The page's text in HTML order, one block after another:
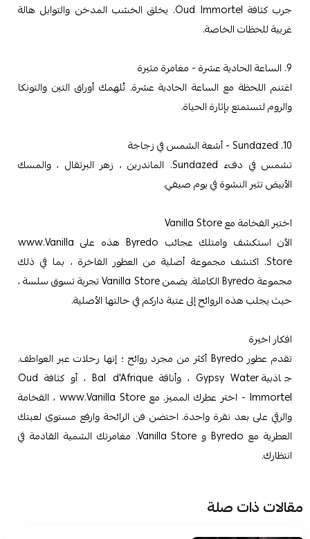
جرب كثافة Oud Immortel. يخلق الخشب المدخن والتوابل هالة
غريبة للحظات الخاصة.
9. الساعة الحادية عشرة - مغامرة مثيرة
اغتنم اللحظة مع الساعة الحادية عشرة. تُلهمك أوراق التين والتونكا
والروم لتستمتع بإثارة الحياة.
10. Sundazed - أشعة الشمس في زجاجة
تشمس في دفء Sundazed. الماندرين ، زهر البرتقال ، والمسك
الأبيض تثير النشوة في يوم صيفي.
اختبر الفخامة مع Vanilla Store
الآن استكشف وامتلك عجائب Byredo هذه على www.Vanilla
Store. اكتشف مجموعة أصلية من العطور الفاخرة ، بما في ذلك
مجموعة Byredo الكاملة. يضمن Vanilla Store تجربة تسوق سلسة ،
حيث يجلب هذه الروائح إلى عتبة داركم في حالتها الأصلية.
افكار اخيرة
تقدم عطور Byredo أكثر من مجرد روائح ؛ إنها رحلات عبر العواطف.
جاذبية Gypsy Water ، وأناقة Bal d'Afrique ، أو كثافة Oud
Immortel - اختر عطرك المميز. مع www.Vanilla Store ، الفخامة
والرقي على بعد نقرة واحدة. احتضن فن الرائحة وارفع مستوى لعبتك
العطرية مع Byredo و Vanilla Store. مغامرتك الشمية القادمة في
انتظارك.
مقالات ذات صلة